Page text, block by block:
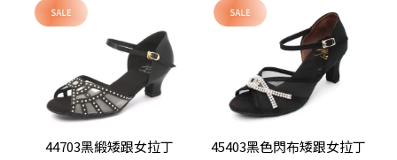
44703黑緞矮跟女拉丁
45403黑色閃布矮跟女拉丁